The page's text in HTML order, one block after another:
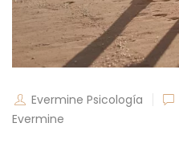
Evermine Psicología
Evermine